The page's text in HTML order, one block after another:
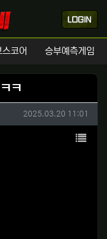
코어 승부예측게임
ㅋ
작성일
2025.03.20 11:01
목록